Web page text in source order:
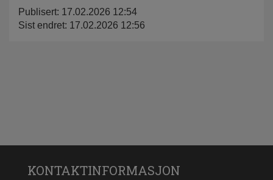
Publisert: 17.02.2026 12:54
Sist endret: 17.02.2026 12:56
KONTAKTINFORMASJON